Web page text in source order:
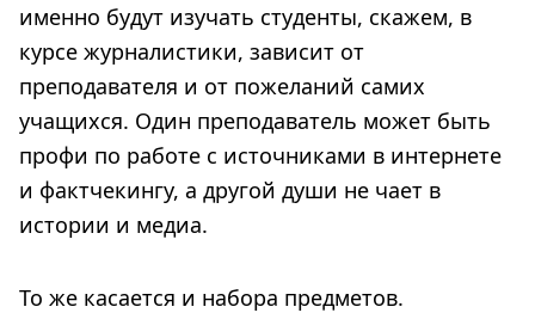
именно будут изучать студенты, скажем, в
курсе журналистики, зависит от
преподавателя и от пожеланий самих
учащихся. Один преподаватель может быть
профи по работе с источниками в интернете
и фактчекингу, а другой души не чает в
истории и медиа.
То же касается и набора предметов.